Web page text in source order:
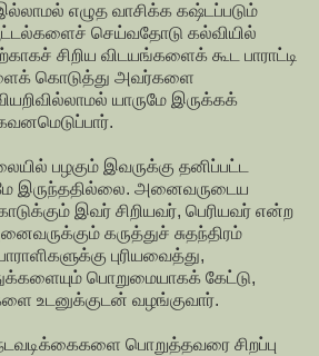
எழுத வாசிக்க கஷ்டப்படும்
செய்வதோடு கல்வியில்
சிறிய விடயங்களைக் கூட பாராட்டி
கொடுத்து அவர்களை
யாருமே இருக்கக்
பழகும் இவருக்கு தனிப்பட்ட
இருந்ததில்லை. அனைவருடைய
இவர் சிறியவர், பெரியவர் என்ற
கருத்துச் சுதந்திரம்
புரியவைத்து,
பொறுமையாகக் கேட்டு,
உடனுக்குடன் வழங்குவார்.
பொறுத்தவரை சிறப்பு